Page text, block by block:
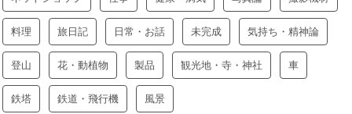
料理 旅日記 日常・お話 未完成 気持ち・精神論
登山 花・動植物 製品 観光地・寺・神社 車
鉄塔 鉄道・飛行機 風景